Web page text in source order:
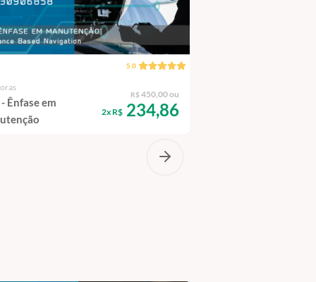
5.0
Ênfase em
R$ 450,00 ou
2x R$234,86